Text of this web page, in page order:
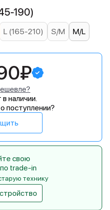
190)
L (165-210) S/M M/L
наличии.
поступлении?
свою
trade-in
технику